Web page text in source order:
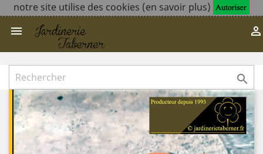
notre site utilise des cookies (en savoir plus)
 
